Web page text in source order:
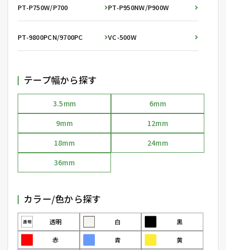
PT-P750W/P700 PT-P950NW/P900W
PT-9800PCN/9700PC VC-500W
テープ幅から探す
3.5mm
6mm
9mm
12mm
18mm
24mm
36mm
カラー/色から探す
透明 白 黒
赤 青 黄